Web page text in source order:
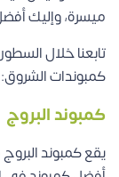
ميسرة، وإليك
تابعنا خلال
كمبوندات الشروق:
كمبوند البروج
يقع كمبوند